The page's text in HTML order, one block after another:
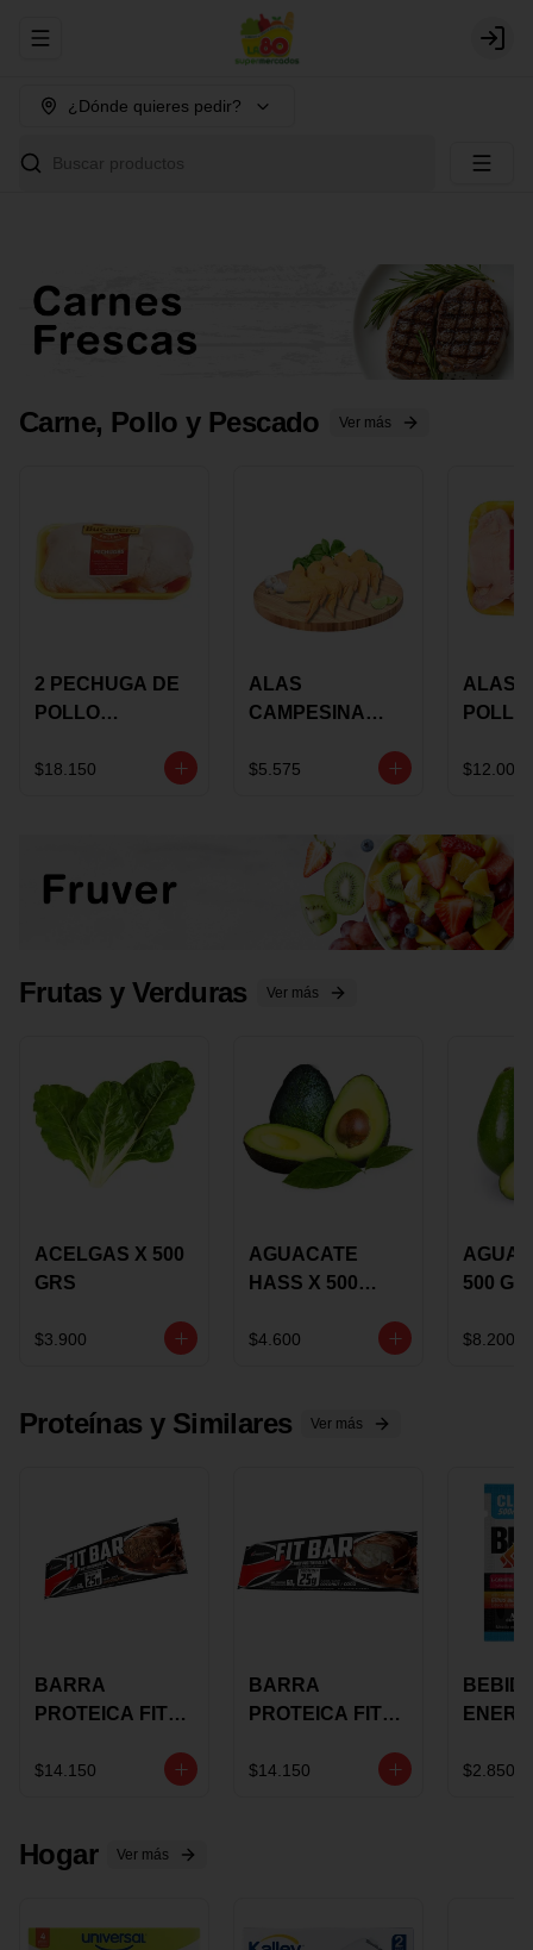
Abrir menu de navegación Login
¿Dónde quieres pedir?
Buscar productos
Carne, Pollo y Pescado Ver más
2 PECHUGA DE
POLLO
MARINADA X
$18.150
ALAS
CAMPESINA
COSTILLAR A
$5.575
ALAS
POLLO
$12.000
Frutas y Verduras Ver más
ACELGAS X 500
GRS
$3.900
AGUACATE
HASS X 500
$4.600
500
$8.200
Proteínas y Similares Ver más
BARRA
PROTEICA FIT
CHOCOLATE X
$14.150
BARRA
PROTEICA FIT
GRS
$14.150
STACK 6G
$2.850
Hogar Ver más